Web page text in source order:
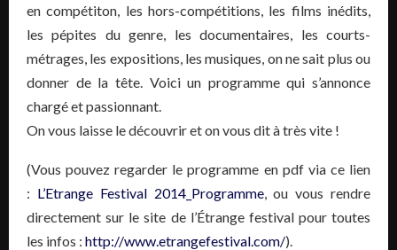
en compétiton, les hors-compétitions, les films inédits,
les pépites du genre, les documentaires, les courts-
métrages, les expositions, les musiques, on ne sait plus ou
donner de la tête. Voici un programme qui s’annonce
chargé et passionnant.
On vous laisse le découvrir et on vous dit à très vite !
(Vous pouvez regarder le programme en pdf via ce lien
: L’Etrange Festival 2014_Programme, ou vous rendre
directement sur le site de l’Étrange festival pour toutes
les infos : http://www.etrangefestival.com/).